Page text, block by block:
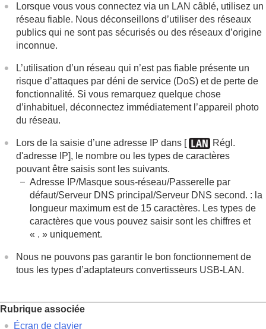
Lorsque vous vous connectez via un LAN câblé, utilisez un
réseau fiable. Nous déconseillons d’utiliser des réseaux
publics qui ne sont pas sécurisés ou des réseaux d’origine
inconnue.
L’utilisation d’un réseau qui n’est pas fiable présente un
risque d’attaques par déni de service (DoS) et de perte de
fonctionnalité. Si vous remarquez quelque chose
d’inhabituel, déconnectez immédiatement l’appareil photo
du réseau.
Lors de la saisie d’une adresse IP dans [
Régl.
d'adresse IP], le nombre ou les types de caractères
pouvant être saisis sont les suivants.
Adresse IP/Masque sous-réseau/Passerelle par
défaut/Serveur DNS principal/Serveur DNS second. : la
longueur maximum est de 15 caractères. Les types de
caractères que vous pouvez saisir sont les chiffres et
« . » uniquement.
Nous ne pouvons pas garantir le bon fonctionnement de
tous les types d’adaptateurs convertisseurs USB-LAN.
Rubrique associée
Écran de clavier